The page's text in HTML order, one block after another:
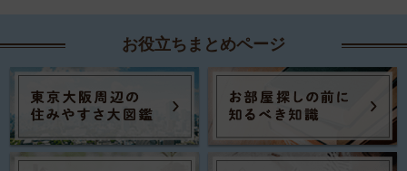
お役立ちまとめページ